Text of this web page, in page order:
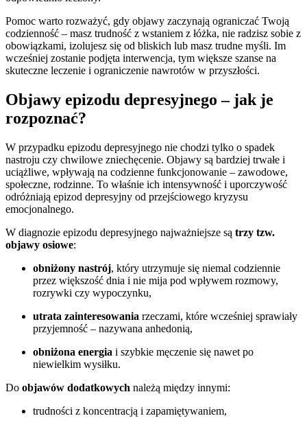
Pomoc warto rozważyć, gdy objawy zaczynają ograniczać Twoją
codzienność – masz trudność z wstaniem z łóżka, nie radzisz sobie z
obowiązkami, izolujesz się od bliskich lub masz trudne myśli. Im
wcześniej zostanie podjęta interwencja, tym większe szanse na
skuteczne leczenie i ograniczenie nawrotów w przyszłości.
Objawy epizodu depresyjnego – jak je
rozpoznać?
W przypadku epizodu depresyjnego nie chodzi tylko o spadek
nastroju czy chwilowe zniechęcenie. Objawy są bardziej trwałe i
uciążliwe, wpływają na codzienne funkcjonowanie – zawodowe,
społeczne, rodzinne. To właśnie ich intensywność i uporczywość
odróżniają epizod depresyjny od przejściowego kryzysu
emocjonalnego.
W diagnozie epizodu depresyjnego najważniejsze są trzy tzw.
objawy osiowe:
obniżony nastrój, który utrzymuje się niemal codziennie
przez większość dnia i nie mija pod wpływem rozmowy,
rozrywki czy wypoczynku,
utrata zainteresowania rzeczami, które wcześniej sprawiały
przyjemność – nazywana anhedonią,
obniżona energia i szybkie męczenie się nawet po
niewielkim wysiłku.
Do objawów dodatkowych należą między innymi:
trudności z koncentracją i zapamiętywaniem,